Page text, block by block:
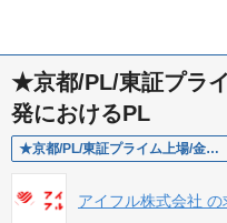
★京都/PL/東証プラ
発におけるPL
★京都/PL/東証プライム上場/金融系システム開発におけるPL
アイフル株式会社 の